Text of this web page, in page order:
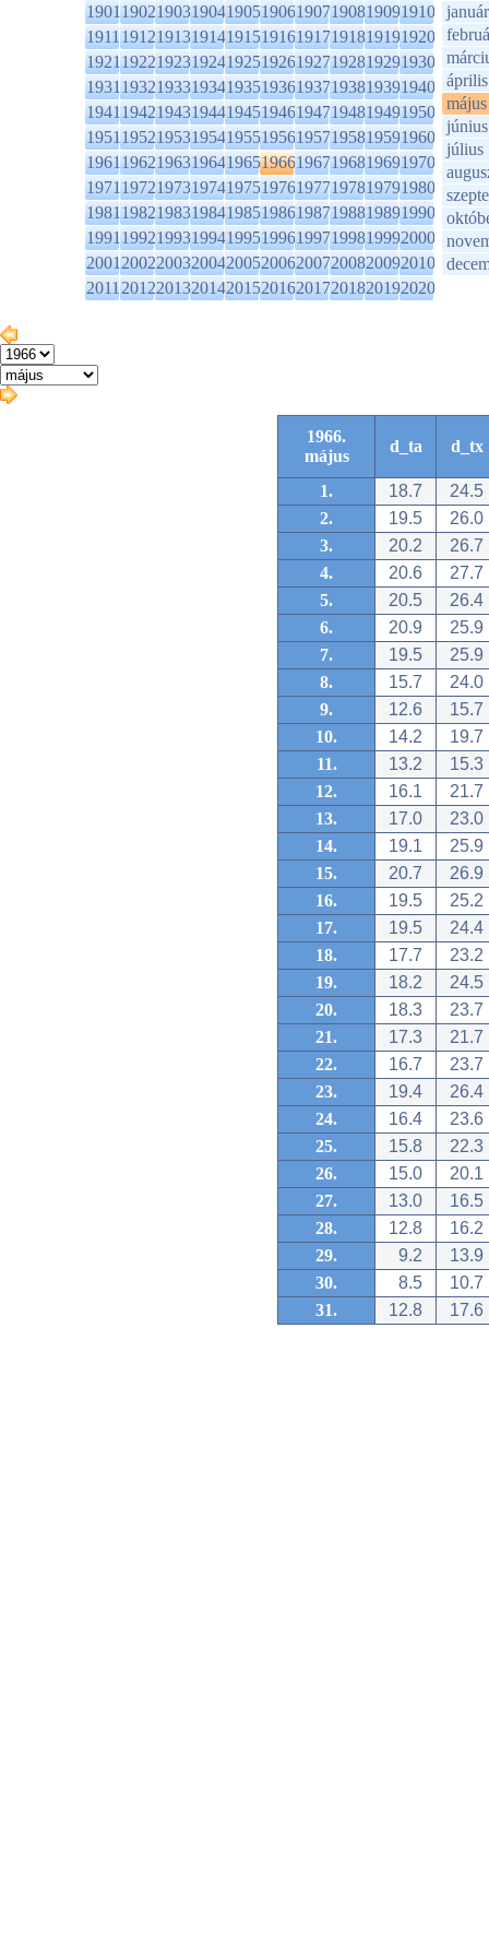
1901190219031904190519061907190819091910
1911191219131914191519161917191819191920
1921192219231924192519261927192819291930
1931193219331934193519361937193819391940
1941194219431944194519461947194819491950
1951195219531954195519561957195819591960
1961196219631964196519661967196819691970
1971197219731974197519761977197819791980
1981198219831984198519861987198819891990
1991199219931994199519961997199819992000
2001200220032004200520062007200820092010
2011201220132014201520162017201820192020
január
április
május
június
július
1966.
május
d_ta d_tx
1. 18.7
24.5
2.
19.5
26.0
3.
20.2
26.7
4.
20.6
27.7
5.
20.5
26.4
6.
20.9
25.9
7.
19.5
25.9
8.
15.7
24.0
9.
12.6
15.7
10.
14.2
19.7
11.
13.2
15.3
12.
16.1
21.7
13.
17.0
23.0
14.
19.1
25.9
15.
20.7
26.9
16.
19.5
25.2
17.
19.5
24.4
18.
17.7
23.2
19.
18.2
24.5
20.
18.3
23.7
21.
17.3
21.7
22.
16.7
23.7
23.
19.4
26.4
24.
16.4
23.6
25.
15.8
22.3
26.
15.0
20.1
27.
13.0
16.5
28.
12.8
16.2
29.
9.2
13.9
30.
8.5
10.7
31.
12.8 17.6